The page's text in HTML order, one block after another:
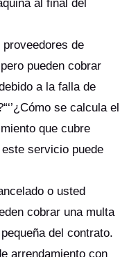
al final del
de
pueden cobrar
a la falla de
se calcula el
que cubre
servicio puede
o usted
cobrar una multa
del contrato.
arrendamiento con